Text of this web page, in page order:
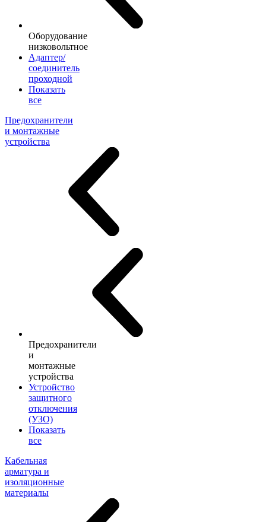
Оборудование
низковольтное
Адаптер/
соединитель
проходной
Показать
все
Предохранители
и монтажные
устройства
Предохранители
и
монтажные
устройства
Устройство
защитного
отключения
(УЗО)
Показать
все
Кабельная
арматура и
изоляционные
материалы